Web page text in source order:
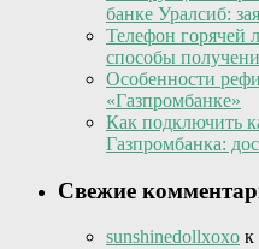
банке Уралсиб:
Телефон горячей
способы
Особенности
«Газпромбанке»
Как подключить
Газпромбанка:
Свежие
sunshinedollxoxo к